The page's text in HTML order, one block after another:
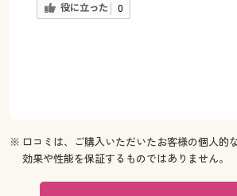
役に立った 0
※ 口コミは、ご購入いただいたお客様の個人的
効果や性能を保証するものではありません。